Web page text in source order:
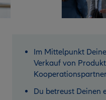
Im Mittelpunkt
Verkauf von
Du betreust Deinen